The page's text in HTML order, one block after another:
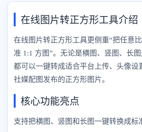
在线图片转正方形工具介绍
在线图片转正方形工具更侧重“把任意
准 1:1 方图”。无论是横图、竖图、长图
都可以一键转成适合平台上传、头像设
社媒配图发布的正方形图片。
核心功能亮点
支持把横图、竖图和长图一键转换成标